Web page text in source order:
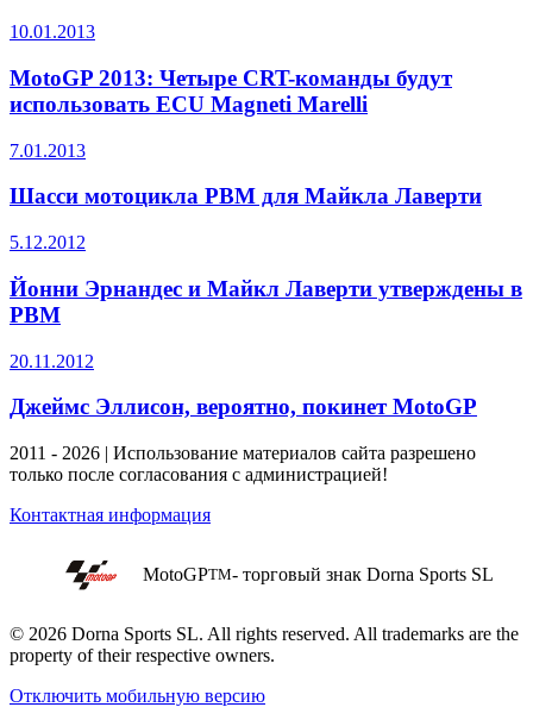
10.01.2013
MotoGP 2013: Четыре CRT-команды будут
использовать ECU Magneti Marelli
7.01.2013
Шасси мотоцикла PBM для Майкла Лаверти
5.12.2012
Йонни Эрнандес и Майкл Лаверти утверждены в
PBM
20.11.2012
Джеймс Эллисон, вероятно, покинет MotoGP
2011 - 2026 | Использование материалов сайта разрешено
только после согласования с администрацией!
Контактная информация
MotoGPTM- торговый знак Dorna Sports SL
© 2026 Dorna Sports SL. All rights reserved. All trademarks are the
property of their respective owners.
Отключить мобильную версию